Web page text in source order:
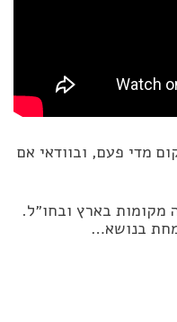
מדי פעם, ובוודאי אם
מקומות בארץ ובחו״ל.
בנושא…